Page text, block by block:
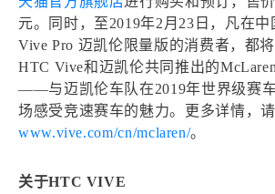
元。同时，至2019年2月23日，凡在
Vive Pro 迈凯伦限量版的消费者，都
HTC Vive和迈凯伦共同推出的McLaren
——与迈凯伦车队在2019年世界级赛
场感受竞速赛车的魅力。更多详情，
www.vive.com/cn/mclaren/。
关于HTC VIVE